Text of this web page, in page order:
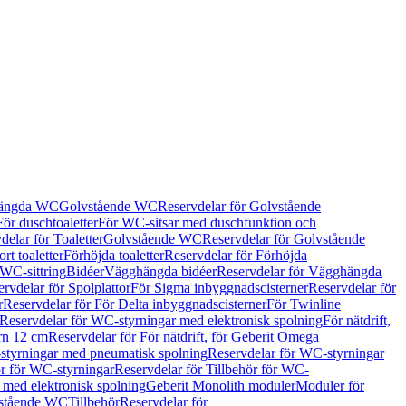
WCGolvstående WCReservdelar för Golvstående
duschtoaletterFör WC-sitsar med duschfunktion och
för ToaletterGolvstående WCReservdelar för Golvstående
toaletterFörhöjda toaletterReservdelar för Förhöjda
sittringBidéerVägghängda bidéerReservdelar för Vägghängda
för SpolplattorFör Sigma inbyggnadscisternerReservdelar för
Reservdelar för För Delta inbyggnadscisternerFör Twinline
Reservdelar för WC-styrningar med elektronisk spolningFör nätdrift,
12 cmReservdelar för För nätdrift, för Geberit Omega
med pneumatisk spolningReservdelar för WC-styrningar
för WC-styrningarReservdelar för Tillbehör för WC-
elektronisk spolningGeberit Monolith modulerModuler för
WCTillbehörReservdelar för